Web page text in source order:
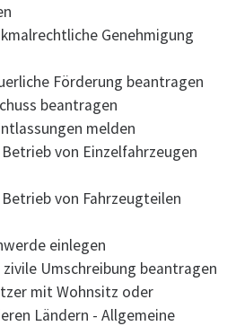
Genehmigung
Förderung beantragen
beantragen
melden
von Einzelfahrzeugen
von Fahrzeugteilen
einlegen
Umschreibung beantragen
mit Wohnsitz oder
Ländern - Allgemeine